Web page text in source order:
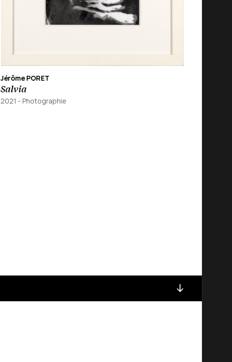
Jérôme PORET
Salvia
2021 - Photographie